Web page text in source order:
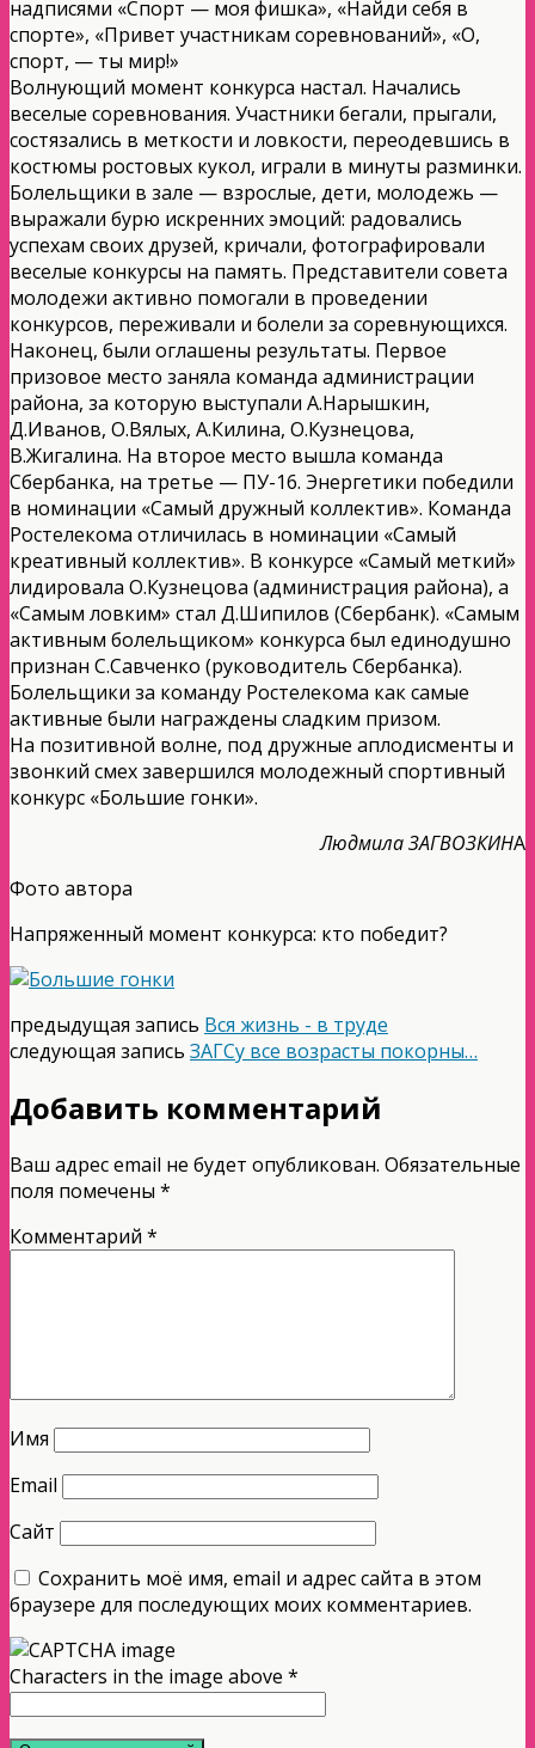
надписями «Спорт — моя фишка», «Найди себя в
спорте», «Привет участникам соревнований», «О,
спорт, — ты мир!»
Волнующий момент конкурса настал. Начались
веселые соревнования. Участники бегали, прыгали,
состязались в меткости и ловкости, переодевшись в
костюмы ростовых кукол, играли в минуты разминки.
Болельщики в зале — взрослые, дети, молодежь —
выражали бурю искренних эмоций: радовались
успехам своих друзей, кричали, фотографировали
веселые конкурсы на память. Представители совета
молодежи активно помогали в проведении
конкурсов, переживали и болели за соревнующихся.
Наконец, были оглашены результаты. Первое
призовое место заняла команда администрации
района, за которую выступали А.Нарышкин,
Д.Иванов, О.Вялых, А.Килина, О.Кузнецова,
В.Жигалина. На второе место вышла команда
Сбербанка, на третье — ПУ-16. Энергетики победили
в номинации «Самый дружный коллектив». Команда
Ростелекома отличилась в номинации «Самый
креативный коллектив». В конкурсе «Самый меткий»
лидировала О.Кузнецова (администрация района), а
«Самым ловким» стал Д.Шипилов (Сбербанк). «Самым
активным болельщиком» конкурса был единодушно
признан С.Савченко (руководитель Сбербанка).
Болельщики за команду Ростелекома как самые
активные были награждены сладким призом.
На позитивной волне, под дружные аплодисменты и
звонкий смех завершился молодежный спортивный
конкурс «Большие гонки».
Людмила ЗАГВОЗКИНА
Фото автора
Напряженный момент конкурса: кто победит?
предыдущая запись Вся жизнь - в труде
следующая запись ЗАГСу все возрасты покорны…
Добавить комментарий
Ваш адрес email не будет опубликован. Обязательные
поля помечены *
Комментарий *
Имя
Email
Сайт
Сохранить моё имя, email и адрес сайта в этом
браузере для последующих моих комментариев.
Characters in the image above *